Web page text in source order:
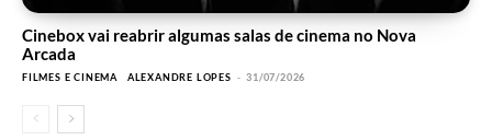
Cinebox vai reabrir algumas salas de cinema no Nova
Arcada
FILMES E CINEMA ALEXANDRE LOPES - 31/07/2026